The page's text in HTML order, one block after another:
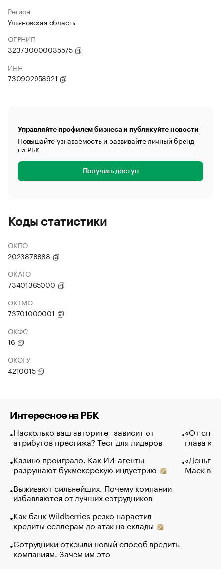
Регион
Ульяновская область
ОГРНИП
323730000035575
ИНН
730902958921
Управляйте профилем бизнеса и публикуйте новости
Повышайте узнаваемость и развивайте личный бренд
на РБК
Получить доступ
Коды статистики
ОКПО
2023878888
ОКАТО
73401365000
ОКТМО
73701000001
ОКФС
16
ОКОГУ
4210015
Интересное на РБК
Насколько ваш авторитет зависит от
атрибутов престижа? Тест для лидеров
Казино проиграло. Как ИИ-агенты
разрушают букмекерскую индустрию
Выживают сильнейших. Почему компании
избавляются от лучших сотрудников
Как банк Wildberries резко нарастил
кредиты селлерам до атак на склады
Сотрудники открыли новый способ вредить
компаниям. Зачем им это
«От
глава
«Деньги
Маск в